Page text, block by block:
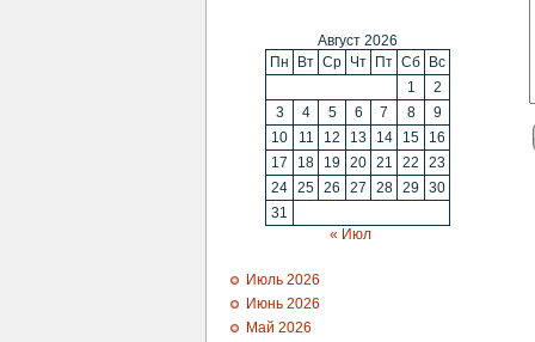
Август 2026
Пн
Вт Ср Чт Пт Сб
Вс
1
2
3
4 5 6 7 8
9
10
11 12 13 14 15
16
17
18 19 20 21 22
23
24 25 26 27 28 29
30
31
« Июл
Июль 2026
Июнь 2026
Май 2026